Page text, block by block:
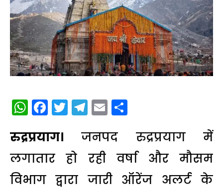
WhatsApp
Facebook
Twitter
Telegram
Email
रुद्रप्रयाग। जनपद रुद्रप्रयाग में
लगातार हो रही वर्षा और मौसम
विभाग द्वारा जारी ऑरेंज अलर्ट के